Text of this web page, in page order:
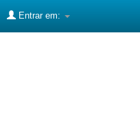
Entrar em: